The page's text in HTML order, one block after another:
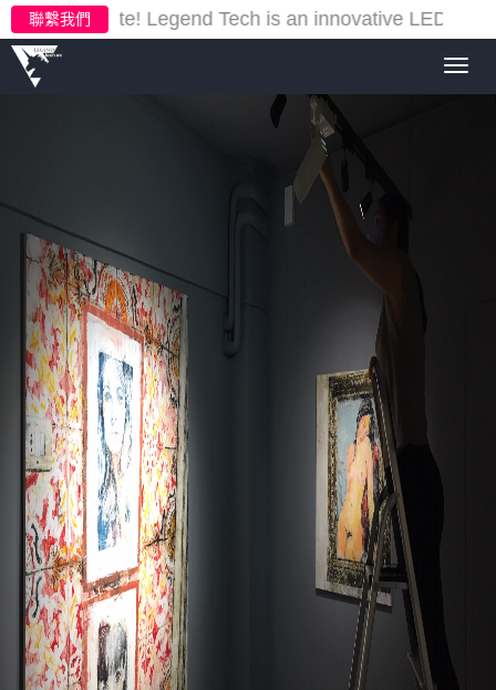
聯繫我們
new website!Legend Tech is an innovative LED